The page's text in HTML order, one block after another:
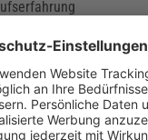
mit vergleichbaren
einen „angemessenen
genügend Anlässe
Prüfung auslösen.